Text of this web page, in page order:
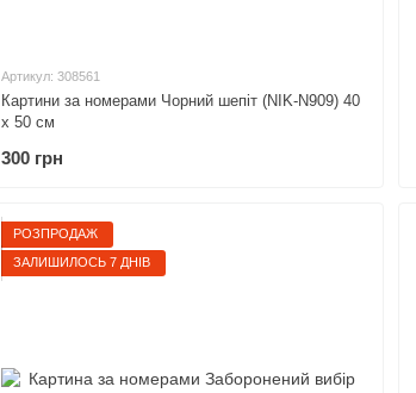
Артикул: 308561
Картини за номерами Чорний шепіт (NIK-N909) 40
х 50 см
300 грн
РОЗПРОДАЖ
ЗАЛИШИЛОСЬ 7 ДНІВ